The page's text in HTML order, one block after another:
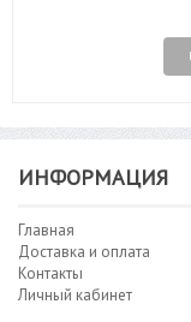
ИНФОРМАЦИЯ
Главная
Доставка и оплата
Контакты
Личный кабинет